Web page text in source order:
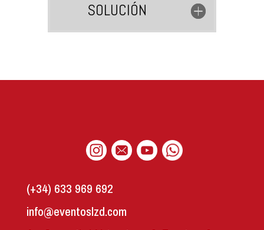
SOLUCIÓN
(+34) 633 969 692
info@eventoslzd.com